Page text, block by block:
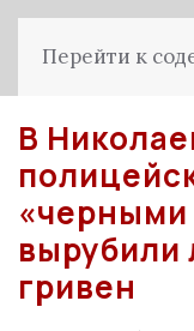
Перейти к
В
«черными
вырубили
гривен